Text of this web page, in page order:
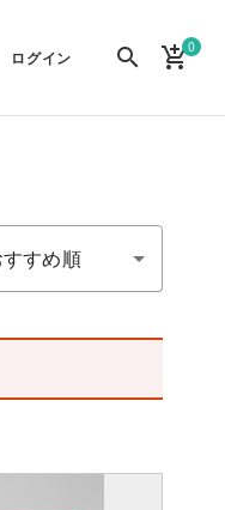
ログイン search add_shopping_cart0